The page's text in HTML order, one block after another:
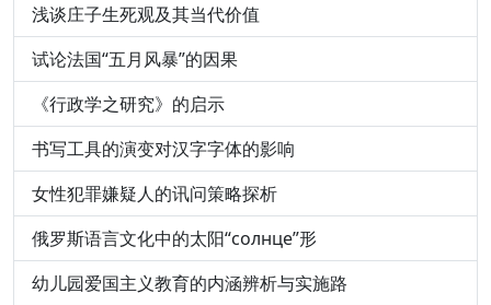
浅谈庄子生死观及其当代价值
试论法国“五月风暴”的因果
《行政学之研究》的启示
书写工具的演变对汉字字体的影响
女性犯罪嫌疑人的讯问策略探析
俄罗斯语言文化中的太阳“солнце”形
幼儿园爱国主义教育的内涵辨析与实施路